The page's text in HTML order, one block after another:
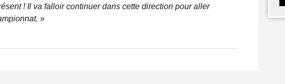
! Il va falloir continuer dans cette direction pour aller
»